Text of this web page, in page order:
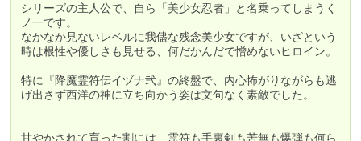
シリーズの主人公で、自ら「美少女忍者」と名乗ってしまうく
ノ一です。
なかなか見ないレベルに我儘な残念美少女ですが、いざという
時は根性や優しさも見せる、何だかんだで憎めないヒロイン。
特に『降魔霊符伝イヅナ弐』の終盤で、内心怖がりながらも逃
げ出さず西洋の神に立ち向かう姿は文句なく素敵でした。
甘やかされて育った割には、霊符も手裏剣も苦無も爆弾も何ら